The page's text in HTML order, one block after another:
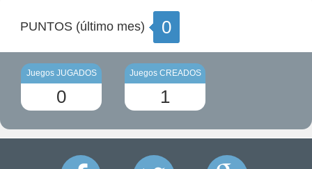
PUNTOS (último mes) 0
Juegos JUGADOS
0
Juegos CREADOS
1